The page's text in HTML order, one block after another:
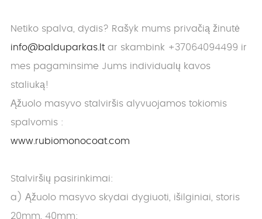
Netiko spalva, dydis? Rašyk mums privačią žinutė
info@balduparkas.lt ar skambink +37064094499 ir
mes pagaminsime Jums individualų kavos
staliuką!
Ąžuolo masyvo stalviršis alyvuojamos tokiomis
spalvomis :
www.rubiomonocoat.com
Stalviršių pasirinkimai:
a) Ąžuolo masyvo skydai dygiuoti, išilginiai, storis
20mm, 40mm;